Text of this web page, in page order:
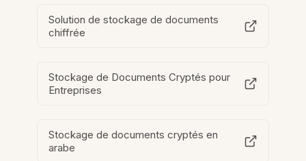
Solution de stockage de documents
chiffrée
Stockage de Documents Cryptés pour
Entreprises
Stockage de documents cryptés en
arabe